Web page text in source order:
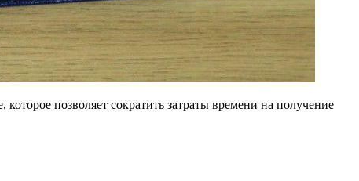
позволяет сократить затраты времени на получение